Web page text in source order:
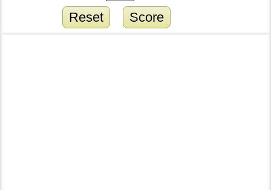
Reset Score